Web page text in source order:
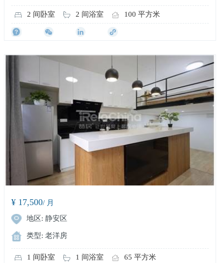
2 间卧室 2 间浴室 100 平方米
¥ 17,500/ 月
地区: 静安区
类型: 老洋房
1 间卧室 1 间浴室 65 平方米